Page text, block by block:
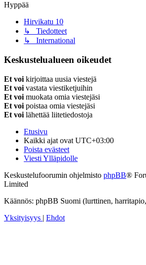
Hyppää
Hirvikatu 10
↳ Tiedotteet
↳ International
Keskustelualueen oikeudet
Et voi kirjoittaa uusia viestejä
Et voi vastata viestiketjuihin
Et voi muokata omia viestejäsi
Et voi poistaa omia viestejäsi
Et voi lähettää liitetiedostoja
Etusivu
Kaikki ajat ovat UTC+03:00
Poista evästeet
Viesti Ylläpidolle
Keskustelufoorumin ohjelmisto phpBB®
Limited
Käännös: phpBB Suomi (lurttinen,
Yksityisyys | Ehdot